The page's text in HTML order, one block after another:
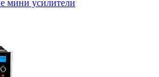
мини усилители